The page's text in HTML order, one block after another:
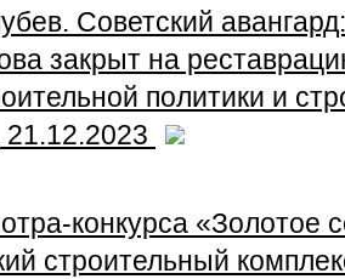
Советский
закрыт на
политики и
конкурса «Золотое
строительный